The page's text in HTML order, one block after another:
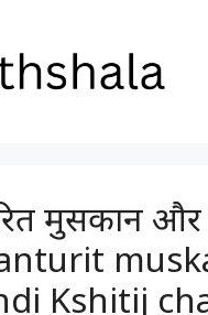
मुसकान
Kshitij